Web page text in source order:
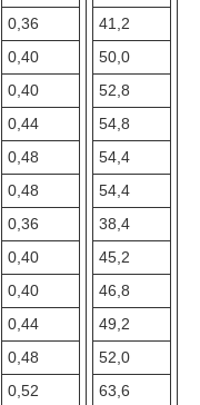
0,36
0,40
0,40
0,44
0,48
0,48
0,36
0,40
0,40
0,44
0,48
0,52
41,2
50,0
52,8
54,8
54,4
54,4
38,4
45,2
46,8
49,2
52,0
63,6